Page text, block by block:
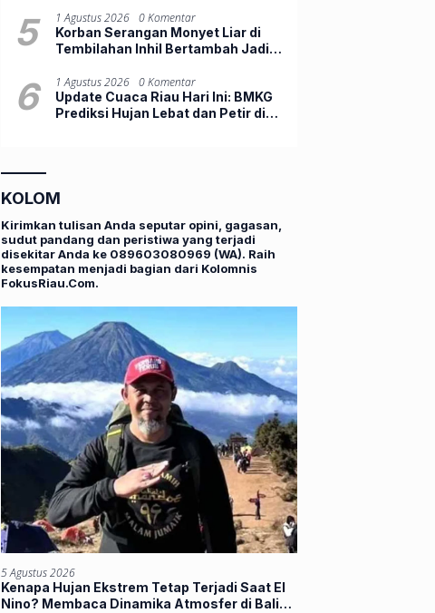
5 1 Agustus 2026
0 Komentar
Korban Serangan Monyet Liar di
Tembilahan Inhil Bertambah Jadi
6 1 Agustus 2026
0 Komentar
Update Cuaca Riau Hari Ini: BMKG
Prediksi Hujan Lebat dan Petir di
KOLOM
Kirimkan tulisan Anda seputar opini, gagasan,
sudut pandang dan peristiwa yang terjadi
disekitar Anda ke 089603080969 (WA). Raih
kesempatan menjadi bagian dari Kolomnis
FokusRiau.Com.
5 Agustus 2026
Kenapa Hujan Ekstrem Tetap Terjadi Saat El
Nino? Membaca Dinamika Atmosfer di Balik